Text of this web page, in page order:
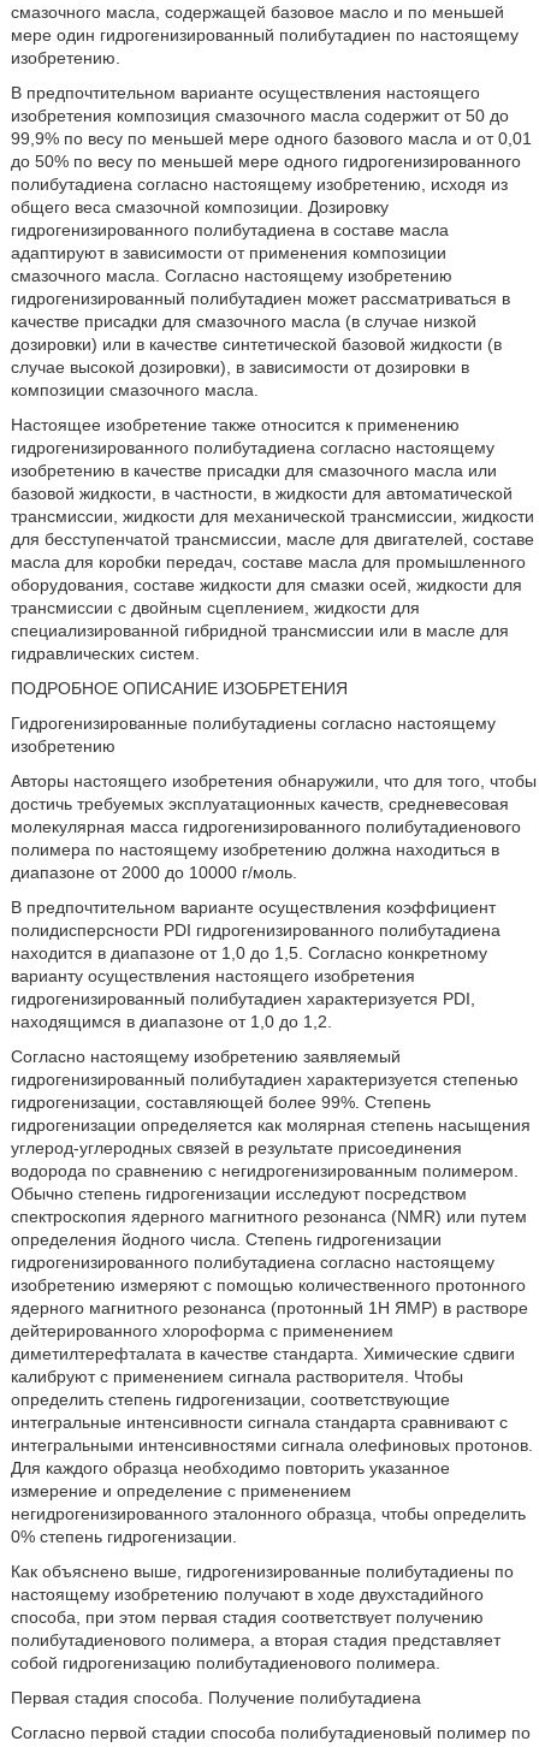
смазочного масла, содержащей базовое масло и по меньшей
мере один гидрогенизированный полибутадиен по настоящему
изобретению.
В предпочтительном варианте осуществления настоящего
изобретения композиция смазочного масла содержит от 50 до
99,9% по весу по меньшей мере одного базового масла и от 0,01
до 50% по весу по меньшей мере одного гидрогенизированного
полибутадиена согласно настоящему изобретению, исходя из
общего веса смазочной композиции. Дозировку
гидрогенизированного полибутадиена в составе масла
адаптируют в зависимости от применения композиции
смазочного масла. Согласно настоящему изобретению
гидрогенизированный полибутадиен может рассматриваться в
качестве присадки для смазочного масла (в случае низкой
дозировки) или в качестве синтетической базовой жидкости (в
случае высокой дозировки), в зависимости от дозировки в
композиции смазочного масла.
Настоящее изобретение также относится к применению
гидрогенизированного полибутадиена согласно настоящему
изобретению в качестве присадки для смазочного масла или
базовой жидкости, в частности, в жидкости для автоматической
трансмиссии, жидкости для механической трансмиссии, жидкости
для бесступенчатой трансмиссии, масле для двигателей, составе
масла для коробки передач, составе масла для промышленного
оборудования, составе жидкости для смазки осей, жидкости для
трансмиссии с двойным сцеплением, жидкости для
специализированной гибридной трансмиссии или в масле для
гидравлических систем.
ПОДРОБНОЕ ОПИСАНИЕ ИЗОБРЕТЕНИЯ
Гидрогенизированные полибутадиены согласно настоящему
изобретению
Авторы настоящего изобретения обнаружили, что для того, чтобы
достичь требуемых эксплуатационных качеств, средневесовая
молекулярная масса гидрогенизированного полибутадиенового
полимера по настоящему изобретению должна находиться в
диапазоне от 2000 до 10000 г/моль.
В предпочтительном варианте осуществления коэффициент
полидисперсности PDI гидрогенизированного полибутадиена
находится в диапазоне от 1,0 до 1,5. Согласно конкретному
варианту осуществления настоящего изобретения
гидрогенизированный полибутадиен характеризуется PDI,
находящимся в диапазоне от 1,0 до 1,2.
Согласно настоящему изобретению заявляемый
гидрогенизированный полибутадиен характеризуется степенью
гидрогенизации, составляющей более 99%. Степень
гидрогенизации определяется как молярная степень насыщения
углерод-углеродных связей в результате присоединения
водорода по сравнению с негидрогенизированным полимером.
Обычно степень гидрогенизации исследуют посредством
спектроскопия ядерного магнитного резонанса (NMR) или путем
определения йодного числа. Степень гидрогенизации
гидрогенизированного полибутадиена согласно настоящему
изобретению измеряют с помощью количественного протонного
ядерного магнитного резонанса (протонный 1H ЯМР) в растворе
дейтерированного хлороформа с применением
диметилтерефталата в качестве стандарта. Химические сдвиги
калибруют с применением сигнала растворителя. Чтобы
определить степень гидрогенизации, соответствующие
интегральные интенсивности сигнала стандарта сравнивают с
интегральными интенсивностями сигнала олефиновых протонов.
Для каждого образца необходимо повторить указанное
измерение и определение с применением
негидрогенизированного эталонного образца, чтобы определить
0% степень гидрогенизации.
Как объяснено выше, гидрогенизированные полибутадиены по
настоящему изобретению получают в ходе двухстадийного
способа, при этом первая стадия соответствует получению
полибутадиенового полимера, а вторая стадия представляет
собой гидрогенизацию полибутадиенового полимера.
Первая стадия способа. Получение полибутадиена
Согласно первой стадии способа полибутадиеновый полимер по